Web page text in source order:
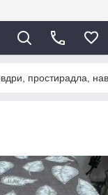
простирадла,